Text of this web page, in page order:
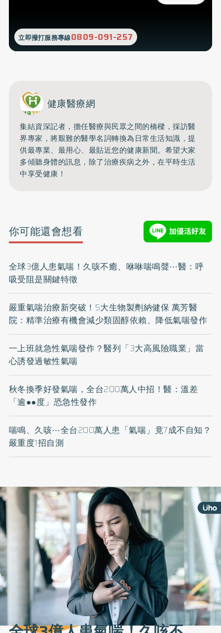
立即撥打服務專線0809-091-257
健康醫療網
集結資深記者，擔任醫療與民眾之間的橋樑，採訪醫
界專家，將艱難的醫學名詞轉換為日常生活知識，提
供最專業、最用心、最貼近您的健康新聞。希望大家
多傾聽身體的訊息，除了治療疾病之外，在平時生活
中享受健康！
你可能還會想看
全球3億人患氣喘！久咳不癒、咻咻喘鳴聲⋯醫：呼
吸受阻是關鍵特徵
嚴重氣喘治療新突破！5大生物製劑納健保 萬芳醫
院：精準治療有機會減少類固醇依賴、降低氣喘發作
一上班就急性氣喘發作？醫列「3大高風險職業」當
心誘發過敏性氣喘
秋冬換季好發氣喘，全台200萬人中招！醫：溫差
「逾●●度」恐急性發作
喘鳴、久咳⋯全台200萬人患「氣喘」竟7成不自知？
嚴重度1招自測